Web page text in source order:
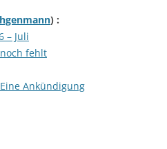
) :
– Juli
fehlt
Ankündigung